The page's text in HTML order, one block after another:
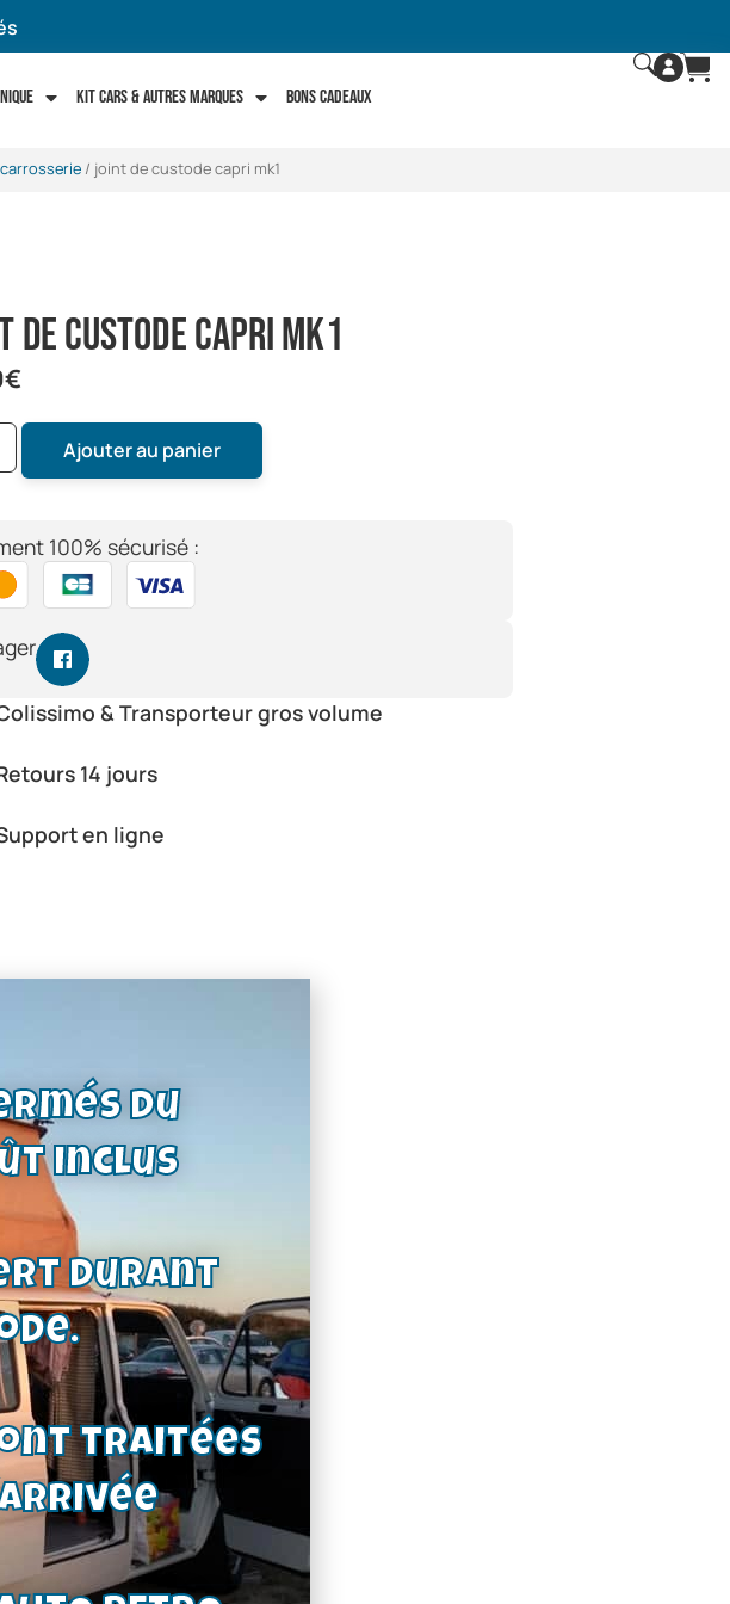
Kit cars & autres marques Bons Cadeaux
/ joint de custode capri mk1
de custode capri mk1
€
Ajouter au panier
100% sécurisé :
& Transporteur gros volume
14 jours
en ligne
du
inclus
durant
traitées